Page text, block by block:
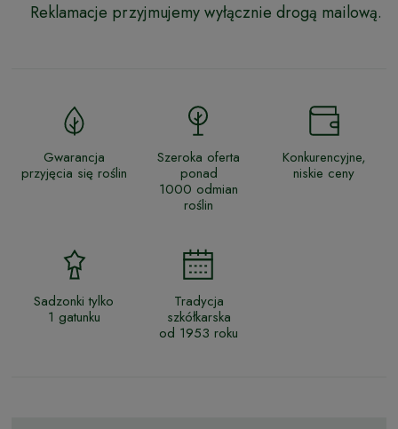
Reklamacje przyjmujemy wyłącznie drogą mailową.
Gwarancja
przyjęcia się roślin
Szeroka oferta
ponad
1000 odmian
roślin
Konkurencyjne,
niskie ceny
Sadzonki tylko
1 gatunku
Tradycja
szkółkarska
od 1953 roku